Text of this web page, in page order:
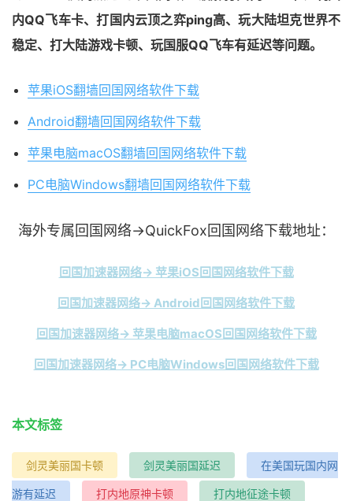
内QQ飞车卡、打国内云顶之弈ping高、玩大陆坦克世界不
稳定、打大陆游戏卡顿、玩国服QQ飞车有延迟等问题。
苹果iOS翻墙回国网络软件下载
Android翻墙回国网络软件下载
苹果电脑macOS翻墙回国网络软件下载
PC电脑Windows翻墙回国网络软件下载
海外专属回国网络→QuickFox回国网络下载地址：
回国加速器网络→ 苹果iOS回国网络软件下载
回国加速器网络→ Android回国网络软件下载
回国加速器网络→ 苹果电脑macOS回国网络软件下载
回国加速器网络→ PC电脑Windows回国网络软件下载
本文标签
剑灵美丽国卡顿 剑灵美丽国延迟 在美国玩国内网
游有延迟 打内地原神卡顿 打内地征途卡顿